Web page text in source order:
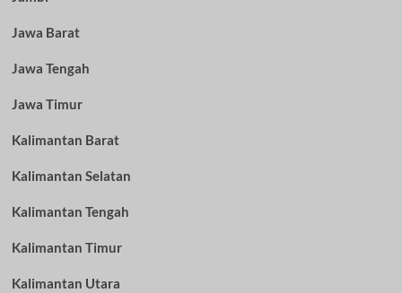
Jawa Barat
Jawa Tengah
Jawa Timur
Kalimantan Barat
Kalimantan Selatan
Kalimantan Tengah
Kalimantan Timur
Kalimantan Utara